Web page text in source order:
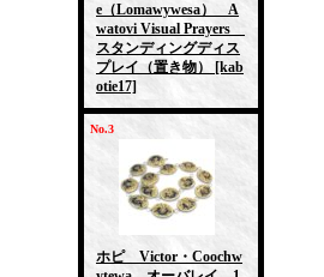
e（Lomawywesa） A
watovi Visual Prayers
スタンディングディス
プレイ（置き物）
[kab
otie17]
No.3
ホピ Victor・Coochw